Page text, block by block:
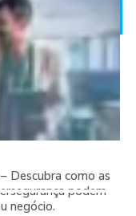
Descubra como as
podem
negócio.